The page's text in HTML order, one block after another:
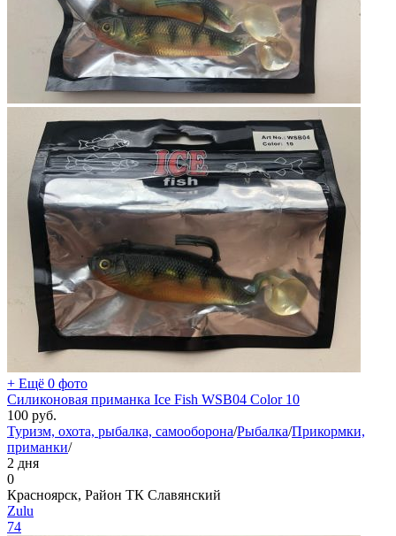
+ Ещё 0 фото
Силиконовая приманка Ice Fish WSB04 Color 10
100 руб.
Туризм, охота, рыбалка, самооборона/Рыбалка/Прикормки,
приманки/
2 дня
0
Красноярск, Район ТК Славянский
Zulu
74